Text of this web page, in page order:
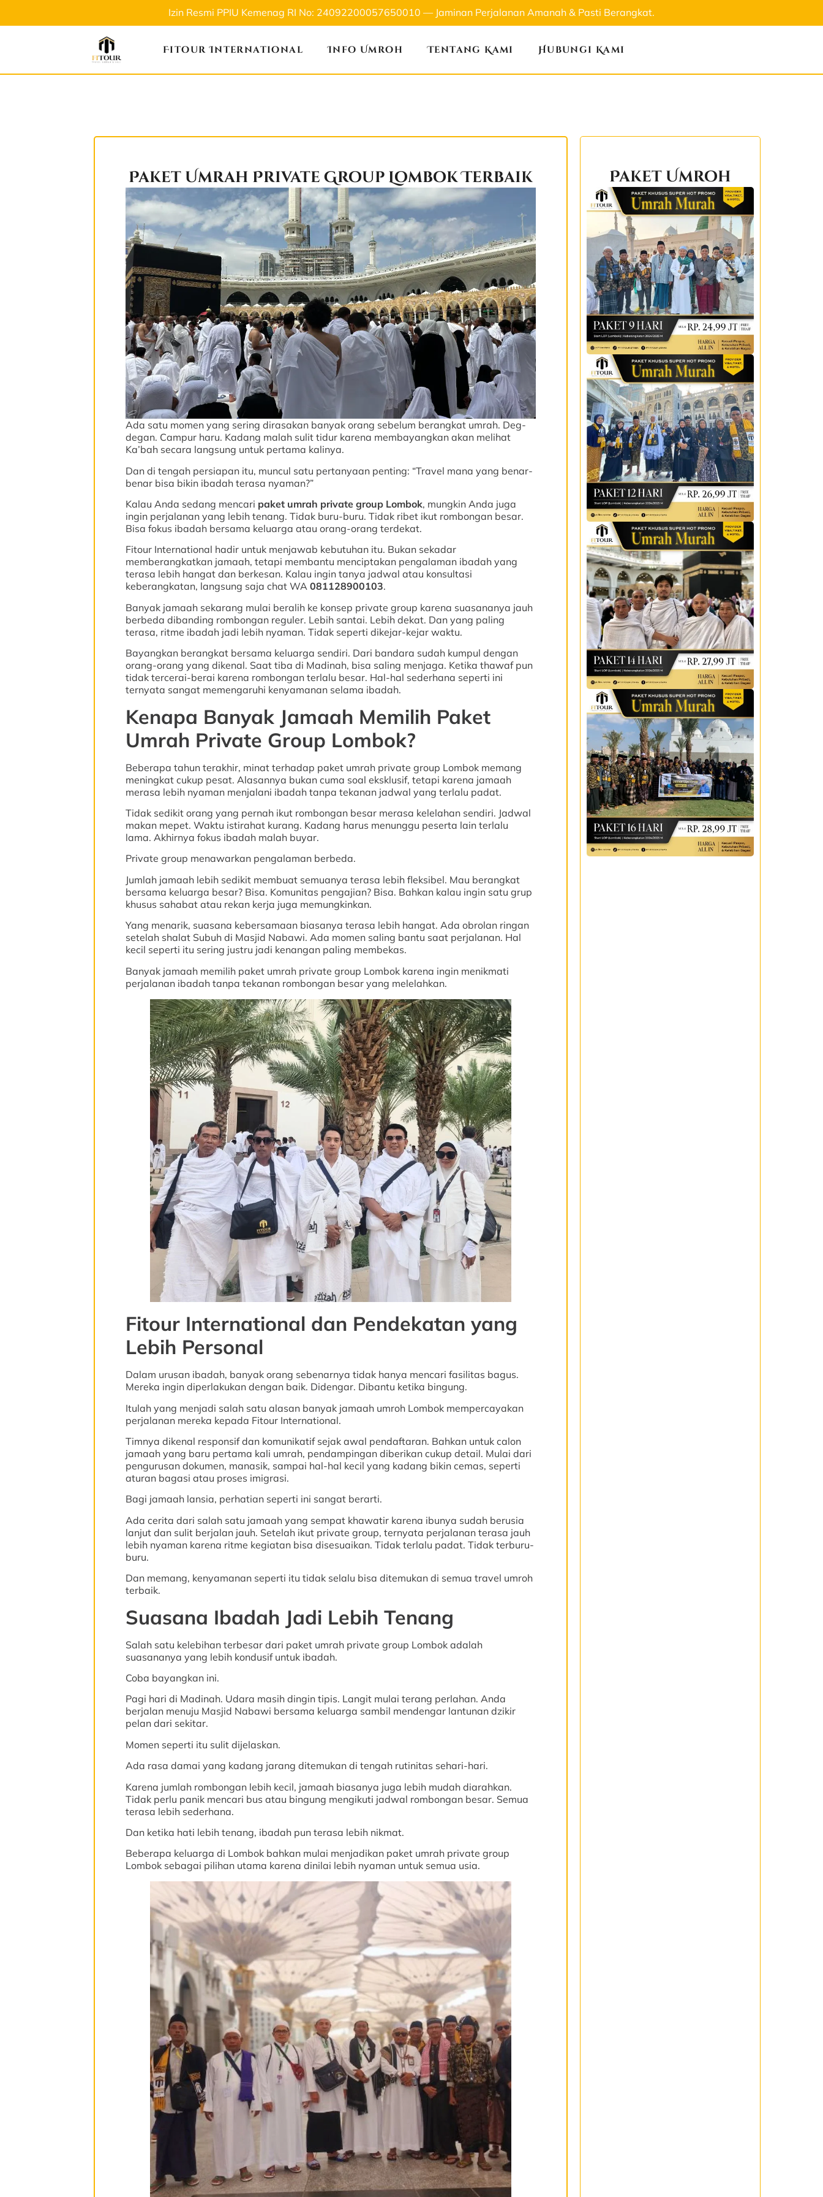
Izin Resmi PPIU Kemenag RI No: 24092200057650010 — Jaminan Perjalanan Amanah & Pasti Berangkat.
Fitour International Info Umroh Tentang Kami Hubungi Kami
Paket Umrah Private Group Lombok Terbaik
Ada satu momen yang sering dirasakan banyak orang sebelum berangkat umrah. Deg-
degan. Campur haru. Kadang malah sulit tidur karena membayangkan akan melihat
Ka’bah secara langsung untuk pertama kalinya.
Dan di tengah persiapan itu, muncul satu pertanyaan penting: “Travel mana yang benar-
benar bisa bikin ibadah terasa nyaman?”
Kalau Anda sedang mencari paket umrah private group Lombok, mungkin Anda juga
ingin perjalanan yang lebih tenang. Tidak buru-buru. Tidak ribet ikut rombongan besar.
Bisa fokus ibadah bersama keluarga atau orang-orang terdekat.
Fitour International hadir untuk menjawab kebutuhan itu. Bukan sekadar
memberangkatkan jamaah, tetapi membantu menciptakan pengalaman ibadah yang
terasa lebih hangat dan berkesan. Kalau ingin tanya jadwal atau konsultasi
keberangkatan, langsung saja chat WA 081128900103.
Banyak jamaah sekarang mulai beralih ke konsep private group karena suasananya jauh
berbeda dibanding rombongan reguler. Lebih santai. Lebih dekat. Dan yang paling
terasa, ritme ibadah jadi lebih nyaman. Tidak seperti dikejar-kejar waktu.
Bayangkan berangkat bersama keluarga sendiri. Dari bandara sudah kumpul dengan
orang-orang yang dikenal. Saat tiba di Madinah, bisa saling menjaga. Ketika thawaf pun
tidak tercerai-berai karena rombongan terlalu besar. Hal-hal sederhana seperti ini
ternyata sangat memengaruhi kenyamanan selama ibadah.
Kenapa Banyak Jamaah Memilih Paket
Umrah Private Group Lombok?
Beberapa tahun terakhir, minat terhadap paket umrah private group Lombok memang
meningkat cukup pesat. Alasannya bukan cuma soal eksklusif, tetapi karena jamaah
merasa lebih nyaman menjalani ibadah tanpa tekanan jadwal yang terlalu padat.
Tidak sedikit orang yang pernah ikut rombongan besar merasa kelelahan sendiri. Jadwal
makan mepet. Waktu istirahat kurang. Kadang harus menunggu peserta lain terlalu
lama. Akhirnya fokus ibadah malah buyar.
Private group menawarkan pengalaman berbeda.
Jumlah jamaah lebih sedikit membuat semuanya terasa lebih fleksibel. Mau berangkat
bersama keluarga besar? Bisa. Komunitas pengajian? Bisa. Bahkan kalau ingin satu grup
khusus sahabat atau rekan kerja juga memungkinkan.
Yang menarik, suasana kebersamaan biasanya terasa lebih hangat. Ada obrolan ringan
setelah shalat Subuh di Masjid Nabawi. Ada momen saling bantu saat perjalanan. Hal
kecil seperti itu sering justru jadi kenangan paling membekas.
Banyak jamaah memilih paket umrah private group Lombok karena ingin menikmati
perjalanan ibadah tanpa tekanan rombongan besar yang melelahkan.
Fitour International dan Pendekatan yang
Lebih Personal
Dalam urusan ibadah, banyak orang sebenarnya tidak hanya mencari fasilitas bagus.
Mereka ingin diperlakukan dengan baik. Didengar. Dibantu ketika bingung.
Itulah yang menjadi salah satu alasan banyak jamaah umroh Lombok mempercayakan
perjalanan mereka kepada Fitour International.
Timnya dikenal responsif dan komunikatif sejak awal pendaftaran. Bahkan untuk calon
jamaah yang baru pertama kali umrah, pendampingan diberikan cukup detail. Mulai dari
pengurusan dokumen, manasik, sampai hal-hal kecil yang kadang bikin cemas, seperti
aturan bagasi atau proses imigrasi.
Bagi jamaah lansia, perhatian seperti ini sangat berarti.
Ada cerita dari salah satu jamaah yang sempat khawatir karena ibunya sudah berusia
lanjut dan sulit berjalan jauh. Setelah ikut private group, ternyata perjalanan terasa jauh
lebih nyaman karena ritme kegiatan bisa disesuaikan. Tidak terlalu padat. Tidak terburu-
buru.
Dan memang, kenyamanan seperti itu tidak selalu bisa ditemukan di semua travel umroh
terbaik.
Suasana Ibadah Jadi Lebih Tenang
Salah satu kelebihan terbesar dari paket umrah private group Lombok adalah
suasananya yang lebih kondusif untuk ibadah.
Coba bayangkan ini.
Pagi hari di Madinah. Udara masih dingin tipis. Langit mulai terang perlahan. Anda
berjalan menuju Masjid Nabawi bersama keluarga sambil mendengar lantunan dzikir
pelan dari sekitar.
Momen seperti itu sulit dijelaskan.
Ada rasa damai yang kadang jarang ditemukan di tengah rutinitas sehari-hari.
Karena jumlah rombongan lebih kecil, jamaah biasanya juga lebih mudah diarahkan.
Tidak perlu panik mencari bus atau bingung mengikuti jadwal rombongan besar. Semua
terasa lebih sederhana.
Dan ketika hati lebih tenang, ibadah pun terasa lebih nikmat.
Beberapa keluarga di Lombok bahkan mulai menjadikan paket umrah private group
Lombok sebagai pilihan utama karena dinilai lebih nyaman untuk semua usia.
Paket Umroh